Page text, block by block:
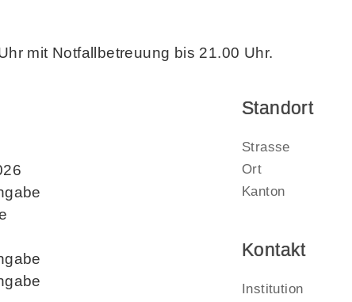
mit Notfallbetreuung bis 21.00 Uhr.
Standort
Strasse
Ort
Kanton
Kontakt
Institution